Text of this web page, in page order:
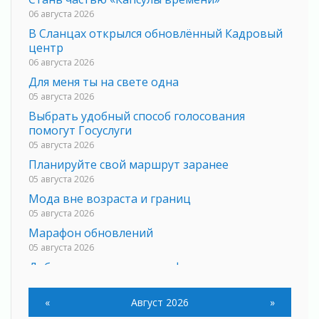
06 августа 2026
В Сланцах открылся обновлённый Кадровый
центр
06 августа 2026
Для меня ты на свете одна
05 августа 2026
Выбрать удобный способ голосования
помогут Госуслуги
05 августа 2026
Планируйте свой маршрут заранее
05 августа 2026
Мода вне возраста и границ
05 августа 2026
Марафон обновлений
05 августа 2026
Добровольцы огненного фронта
С заботой о здоровье
05 августа 2026
« Август 2026 »